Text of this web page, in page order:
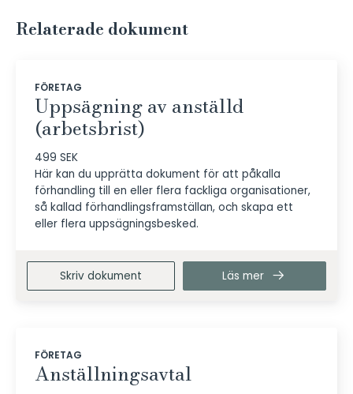
Relaterade dokument
FÖRETAG
Uppsägning av anställd
(arbetsbrist)
499 SEK
Här kan du upprätta dokument för att påkalla
förhandling till en eller flera fackliga organisationer,
så kallad förhandlingsframställan, och skapa ett
eller flera uppsägningsbesked.
Skriv dokument Läs mer
FÖRETAG
Anställningsavtal